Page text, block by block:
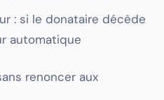
: si le donataire décède
automatique
renoncer aux